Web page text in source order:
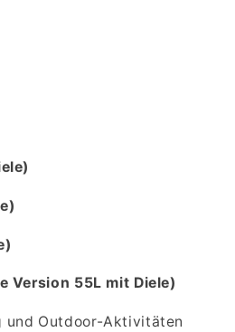
Version 55L mit Diele)
und Outdoor-Aktivitäten